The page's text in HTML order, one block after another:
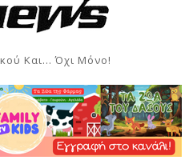
Και... Όχι Μόνο!